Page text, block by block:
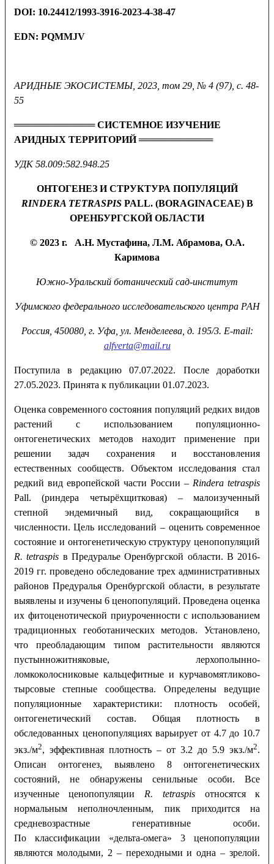
DOI: 10.24412/1993-3916-2023-4-38-47
EDN: PQMMJV
АРИДНЫЕ ЭКОСИСТЕМЫ, 2023, том 29, № 4 (97), с. 48-
55
════════════ СИСТЕМНОЕ ИЗУЧЕНИЕ
АРИДНЫХ ТЕРРИТОРИЙ ═══════════
УДК 58.009:582.948.25
ОНТОГЕНЕЗ И СТРУКТУРА ПОПУЛЯЦИЙ
RINDERA TETRASPISPALL. (BORAGINACEAE)В
ОРЕНБУРГСКОЙ ОБЛАСТИ
© 2023 г. А.Н. Мустафина, Л.М. Абрамова, О.А.
Каримова
Южно-Уральский ботанический сад-институт
Уфимского федерального исследовательского центра РАН
Россия, 450080, г. Уфа, ул. Менделеева, д. 195/3. Е-mail:
alfverta@mail.ru
Поступила в редакцию 07.07.2022. После доработки
27.05.2023. Принята к публикации 01.07.2023.
Оценка современного состояния популяций редких видов
растений с использованием популяционно-
онтогенетических методов находит применение при
решении задач сохранения и восстановления
естественных сообществ. Объектом исследования стал
редкий вид европейской части России – Rindera tetraspis
Pall. (риндера четырёхщитковая) – малоизученный
степной эндемичный вид, сокращающийся в
численности. Цель исследований – оценить современное
состояние и онтогенетическую структуру ценопопуляций
R. tetraspis в Предуралье Оренбургской области. В 2016-
2019 гг. проведено обследование трех административных
районов Предуралья Оренбургской области, в результате
выявлены и изучены 6 ценопопуляций. Проведена оценка
их фитоценотической приуроченности с использованием
традиционных геоботанических методов. Установлено,
что преобладающим типом растительности являются
пустынножитняковые, лерхополынно-
ломкоколосниковые кальцефитные и курчавомятликово-
тырсовые степные сообщества. Определены ведущие
популяционные характеристики: плотность особей,
онтогенетический состав. Общая плотность в
обследованных ценопопуляциях варьирует от 4.7 до 10.7
экз./м2, эффективная плотность – от 3.2 до 5.9 экз./м2.
Описан онтогенез, выявлено 8 онтогенетических
состояний, не обнаружены сенильные особи. Все
изученные ценопопуляции R. tetraspisотносятся к
нормальным неполночленным, пик приходится на
средневозрастные генеративные особи.
По классификации «дельта-омега» 3 ценопопуляции
являются молодыми, 2 – переходными и одна – зрелой.